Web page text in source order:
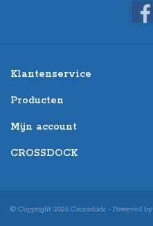
Klantenservice
Producten
Mijn account
CROSSDOCK
© Copyright 2026 Crossdock - Powered by